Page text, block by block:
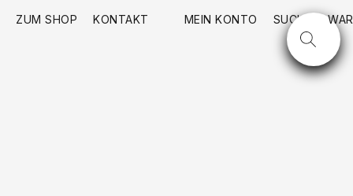
ZUM SHOP KONTAKT MEIN KONTO SUCHE